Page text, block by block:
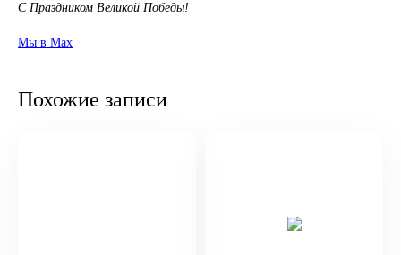
С Праздником Великой Победы!
Мы в Max
Похожие записи